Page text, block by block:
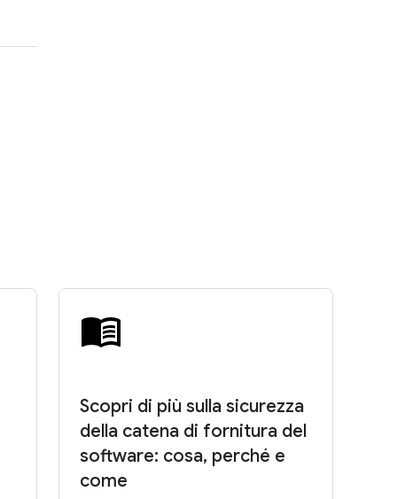
Scopri di più sulla sicurezza
della catena di fornitura del
software: cosa, perché e
come